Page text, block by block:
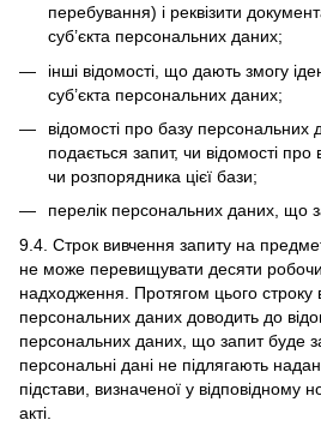
перебування) і реквізити
суб’єкта персональних даних;
інші відомості, що дають змогу
суб’єкта персональних даних;
відомості про базу персональних
подається запит, чи відомості про
чи розпорядника цієї бази;
перелік персональних даних, що
9.4. Строк вивчення запиту на
не може перевищувати десяти
надходження. Протягом цього строку
персональних даних доводить до
персональних даних, що запит буде
персональні дані не підлягають
підстави, визначеної у відповідному
акті.